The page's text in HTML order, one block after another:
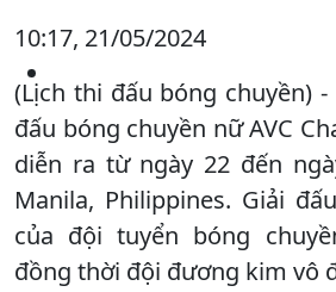
10:17, 21/05/2024
(Lịch thi đấu bóng chuyền)
đấu bóng chuyền nữ AVC
diễn ra từ ngày 22 đến
Manila, Philippines. Giải
của đội tuyển bóng
đồng thời đội đương kim vô